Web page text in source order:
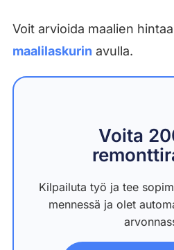
Voit arvioida maalien
maalilaskurin avulla.
Voita
Kilpailuta työ ja tee
mennessä ja olet